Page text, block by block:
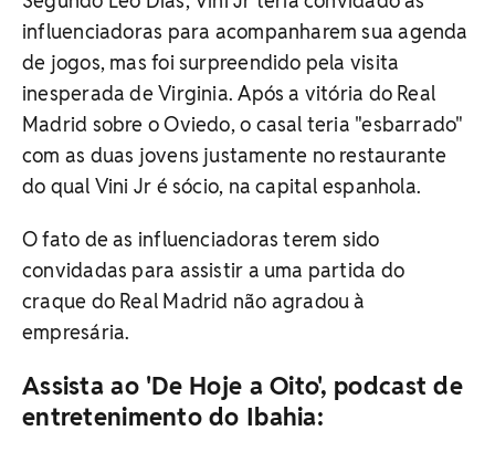
influenciadoras para acompanharem sua agenda
de jogos, mas foi surpreendido pela visita
inesperada de Virginia. Após a vitória do Real
Madrid sobre o Oviedo, o casal teria "esbarrado"
com as duas jovens justamente no restaurante
do qual Vini Jr é sócio, na capital espanhola.
O fato de as influenciadoras terem sido
convidadas para assistir a uma partida do
craque do Real Madrid não agradou à
empresária.
Assista ao 'De Hoje a Oito', podcast de
entretenimento do Ibahia: